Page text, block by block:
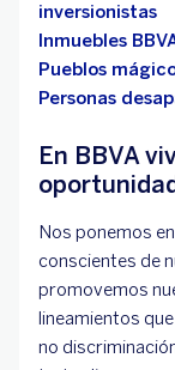
inversionistas
Inmuebles
Pueblos
Personas
En BBVA
Nos ponemos
conscientes de
promovemos
lineamientos
no